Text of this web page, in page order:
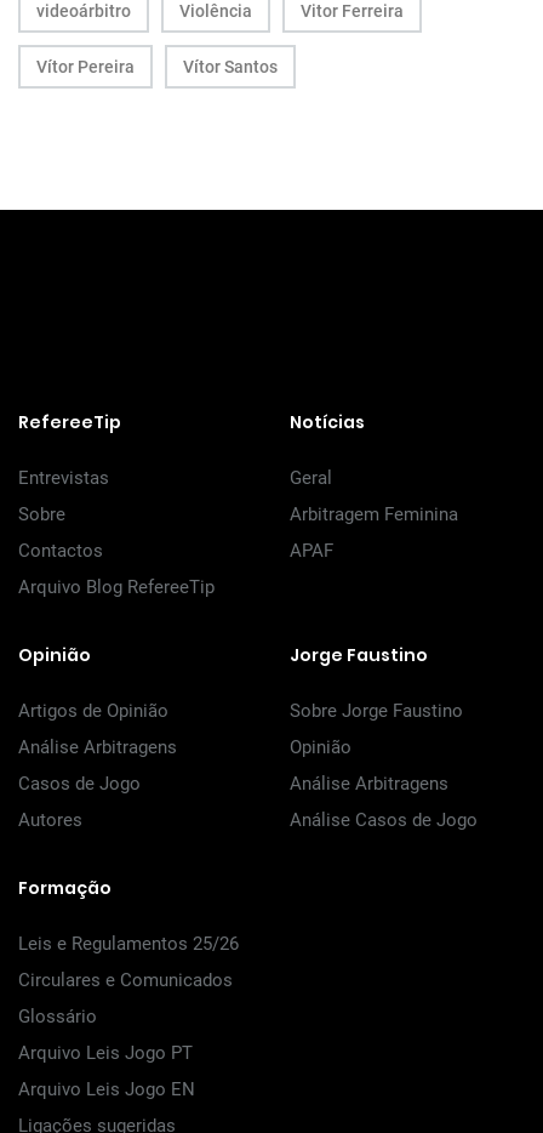
videoárbitro Violência Vitor Ferreira
Vítor Pereira Vítor Santos
RefereeTip
Entrevistas
Sobre
Contactos
Arquivo Blog RefereeTip
Notícias
Geral
Arbitragem Feminina
APAF
Opinião
Artigos de Opinião
Análise Arbitragens
Casos de Jogo
Autores
Jorge Faustino
Sobre Jorge Faustino
Opinião
Análise Arbitragens
Análise Casos de Jogo
Formação
Leis e Regulamentos 25/26
Circulares e Comunicados
Glossário
Arquivo Leis Jogo PT
Arquivo Leis Jogo EN
Ligações sugeridas